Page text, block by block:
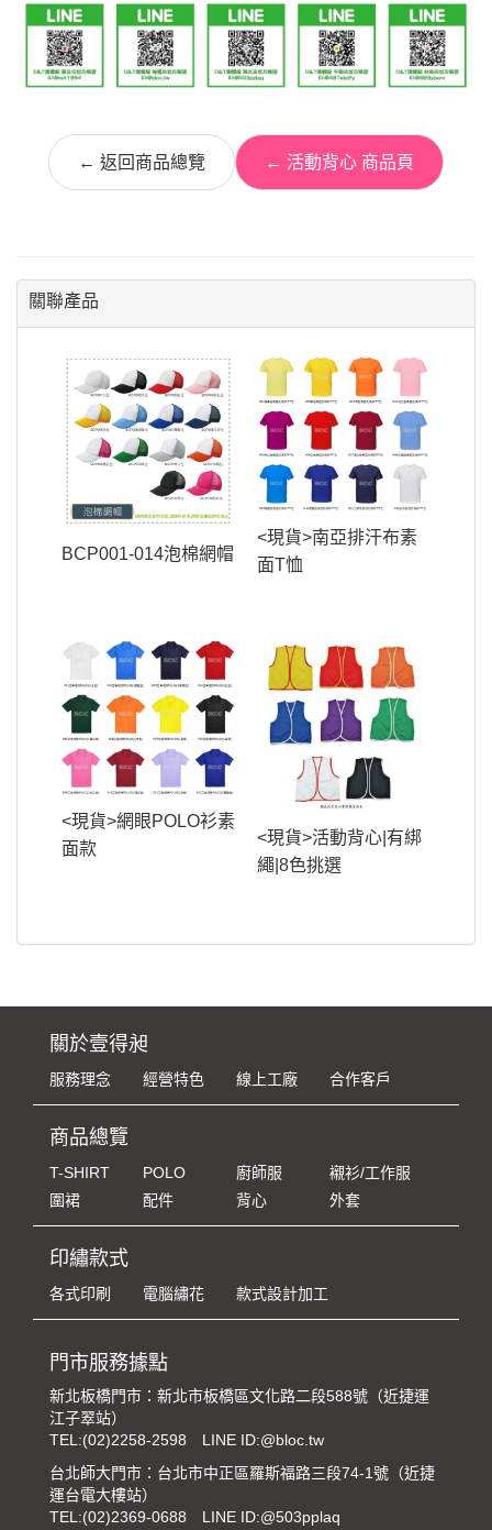
← 返回商品總覽 ← 活動背心 商品頁
關聯產品
BCP001-014泡棉網帽
<現貨>南亞排汗布素
面T恤
<現貨>網眼POLO衫素
面款
<現貨>活動背心|有綁
繩|8色挑選
關於壹得昶
服務理念 經營特色 線上工廠 合作客戶
商品總覽
T-SHIRT POLO 廚師服
襯衫/工作服
圍裙
配件 背心 外套
印繡款式
各式印刷 電腦繡花 款式設計加工
門市服務據點
新北板橋門市：新北市板橋區文化路二段588號（近捷運
江子翠站）
TEL:(02)2258-2598
LINE ID:@bloc.tw
台北師大門市：台北市中正區羅斯福路三段74-1號（近捷
運台電大樓站）
TEL:(02)2369-0688 LINE ID:@503pplaq